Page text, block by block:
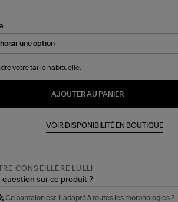
votre taille habituelle.
AJOUTER AU PANIER
VOIR DISPONIBILITÉ EN BOUTIQUE
CONSEILLÈRE LULLI
question sur ce produit ?
Ce pantalon est-il adapté à toutes les morphologies ?